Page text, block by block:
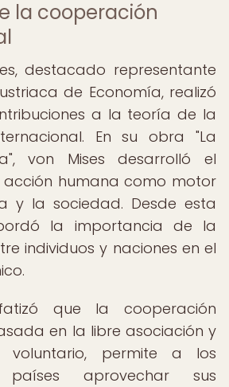
la cooperación
destacado representante
de Economía, realizó
a la teoría de la
En su obra "La
von Mises desarrolló el
humana como motor
y la sociedad. Desde esta
la importancia de la
individuos y naciones en el
que la cooperación
en la libre asociación y
voluntario, permite a los
aprovechar sus